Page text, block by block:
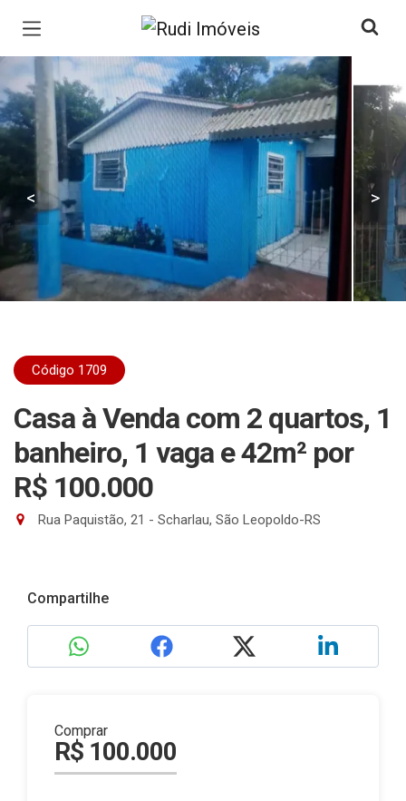
Página inicial
< >
Código 1709
Casa à Venda com 2 quartos, 1
banheiro, 1 vaga e 42m² por
R$ 100.000
Rua Paquistão, 21 - Scharlau, São Leopoldo-RS
Compartilhe
Comprar
R$ 100.000